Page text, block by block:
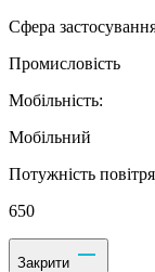
Сфера
Промисловість
Мобільність:
Мобільний
Потужність
650
Закрити